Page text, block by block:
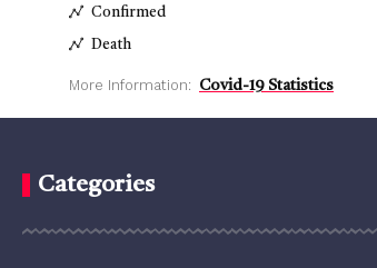
Confirmed
Death
More Information: Covid-19 Statistics
Categories